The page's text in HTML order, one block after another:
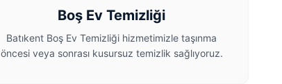
Boş Ev Temizliği
Batıkent Boş Ev Temizliği hizmetimizle taşınma
öncesi veya sonrası kusursuz temizlik sağlıyoruz.